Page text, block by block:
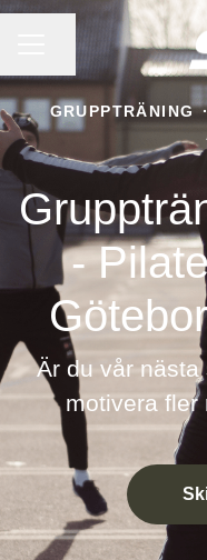
KARRIÄRMENY
Dela sidan
GRUPPTRÄNING
-
Är du vår nästa
motivera fler